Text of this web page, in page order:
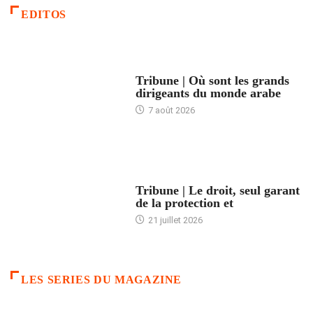
EDITOS
Tribune | Où sont les grands
dirigeants du monde arabe
7 août 2026
Tribune | Le droit, seul garant
de la protection et
21 juillet 2026
LES SERIES DU MAGAZINE